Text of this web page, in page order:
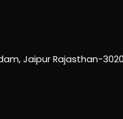
Jaipur Rajasthan-